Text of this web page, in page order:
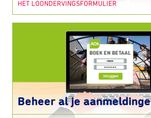
HET LOONDERVINGSFORMULIER
Beheer al je